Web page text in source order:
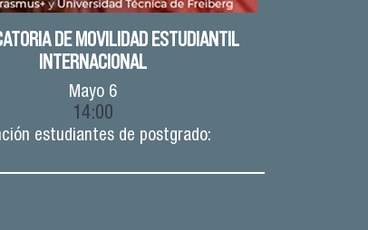
DE MOVILIDAD ESTUDIANTIL
INTERNACIONAL
Mayo 6
14:00
estudiantes de postgrado: